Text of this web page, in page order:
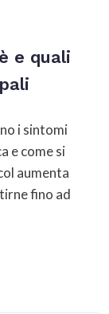
e quali
i sintomi
e come si
aumenta
fino ad